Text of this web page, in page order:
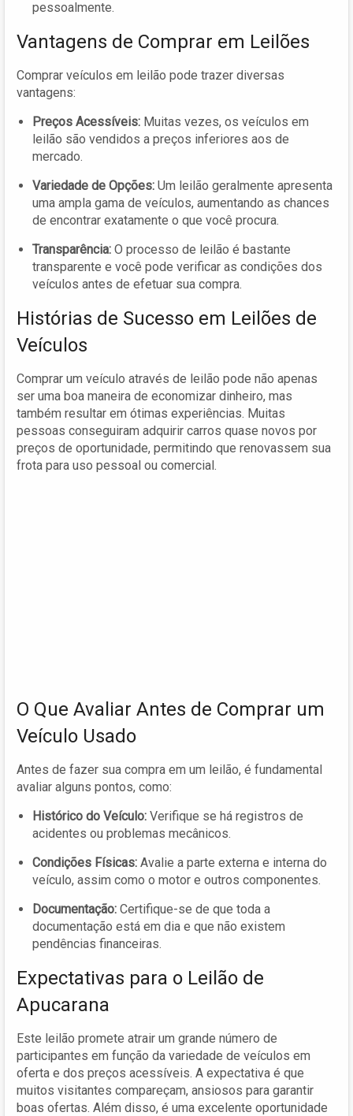
pessoalmente.
Vantagens de Comprar em Leilões
Comprar veículos em leilão pode trazer diversas
vantagens:
Preços Acessíveis: Muitas vezes, os veículos em
leilão são vendidos a preços inferiores aos de
mercado.
Variedade de Opções: Um leilão geralmente apresenta
uma ampla gama de veículos, aumentando as chances
de encontrar exatamente o que você procura.
Transparência: O processo de leilão é bastante
transparente e você pode verificar as condições dos
veículos antes de efetuar sua compra.
Histórias de Sucesso em Leilões de
Veículos
Comprar um veículo através de leilão pode não apenas
ser uma boa maneira de economizar dinheiro, mas
também resultar em ótimas experiências. Muitas
pessoas conseguiram adquirir carros quase novos por
preços de oportunidade, permitindo que renovassem sua
frota para uso pessoal ou comercial.
O Que Avaliar Antes de Comprar um
Veículo Usado
Antes de fazer sua compra em um leilão, é fundamental
avaliar alguns pontos, como:
Histórico do Veículo: Verifique se há registros de
acidentes ou problemas mecânicos.
Condições Físicas: Avalie a parte externa e interna do
veículo, assim como o motor e outros componentes.
Documentação: Certifique-se de que toda a
documentação está em dia e que não existem
pendências financeiras.
Expectativas para o Leilão de
Apucarana
Este leilão promete atrair um grande número de
participantes em função da variedade de veículos em
oferta e dos preços acessíveis. A expectativa é que
muitos visitantes compareçam, ansiosos para garantir
boas ofertas. Além disso, é uma excelente oportunidade